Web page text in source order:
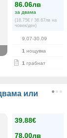
86.06лв
за двама
(18.75€ / 36.67лв на
човек/ден)
9.07-30.09
1 нощувка
1 грабнат
или
39.88€
78.00лв